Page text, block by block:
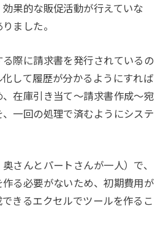
果的な販促活動が行えていな
ました。
際に請求書を発行されているの
して履歴が分かるようにすれば
在庫引き当て～請求書作成～宛
一回の処理で済むようにシステ
さんとパートさんが一人）で、
る必要がないため、初期費用が
きるエクセルでツールを作るこ